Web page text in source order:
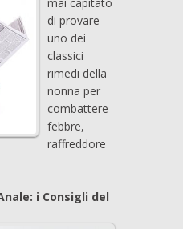
mai capitato
di provare
uno dei
classici
rimedi della
nonna per
combattere
febbre,
raffreddore
i Consigli del